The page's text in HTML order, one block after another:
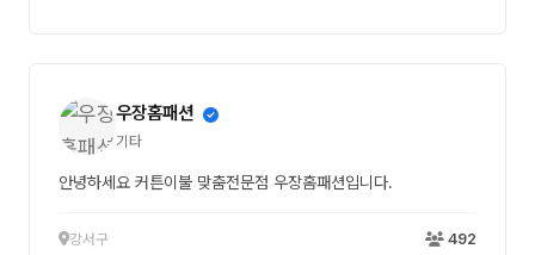
우장홈패션
기타
안녕하세요 커튼이불 맞춤전문점 우장홈패션입니다.
강서구 492